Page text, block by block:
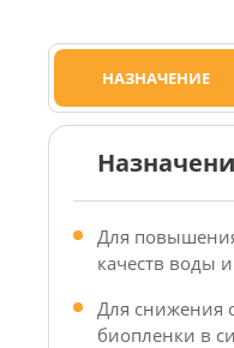
НАЗНАЧЕНИЕ
Для
качеств воды
Для снижения
биопленки в